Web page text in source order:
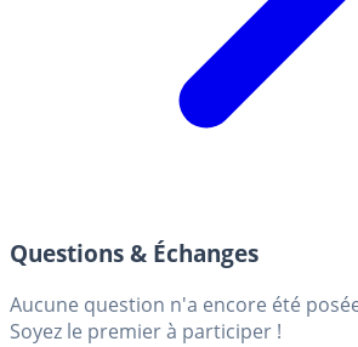
Questions & Échanges
Aucune question n'a encore été
Soyez le premier à participer !